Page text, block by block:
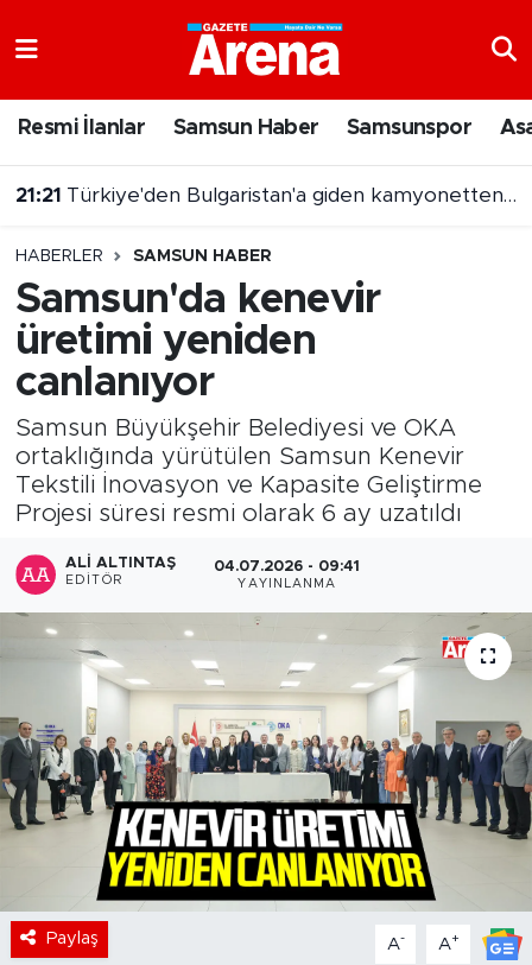
Resmi İlanlar Samsun Haber Samsunspor
HABERLER SAMSUN HABER
Samsun'da kenevir
üretimi yeniden
canlanıyor
Samsun Büyükşehir Belediyesi ve OKA
ortaklığında yürütülen Samsun Kenevir
Tekstili İnovasyon ve Kapasite Geliştirme
Projesi süresi resmi olarak 6 ay uzatıldı
ALI ALTINTAŞ
EDITÖR
04.07.2026 - 09:41
YAYINLANMA
Paylaş A- A+
Samsun Namaz Vakitleri
Süper Lig Puan Durumu ve Fikstür
Tüm Manşetler
Son Dakika Haberleri
Haber Arşivi